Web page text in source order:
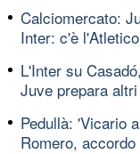
Calciomercato:
Inter: c'è
L'Inter su
Juve prepara
Pedullà: 'Vicario
Romero,